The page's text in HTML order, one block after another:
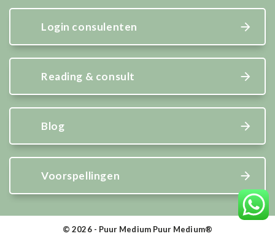
Login consulenten
Reading & consult
Blog
Voorspellingen
© 2026 - Puur Medium Puur Medium®